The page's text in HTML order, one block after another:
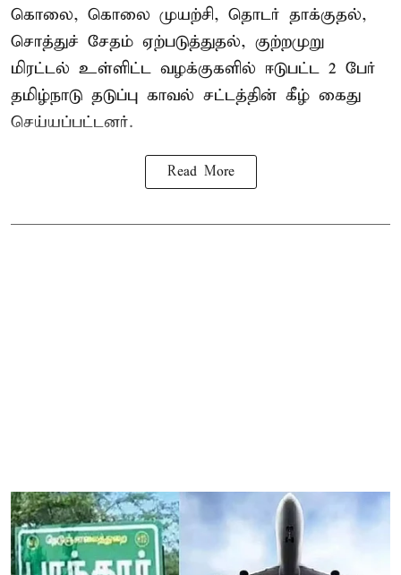
கொலை, கொலை முயற்சி, தொடர் தாக்குதல்,
சொத்துச் சேதம் ஏற்படுத்துதல், குற்றமுறு
மிரட்டல் உள்ளிட்ட வழக்குகளில் ஈடுபட்ட 2 பேர்
தமிழ்நாடு தடுப்பு காவல் சட்டத்தின் கீழ் கைது
செய்யப்பட்டனர்.
Read More